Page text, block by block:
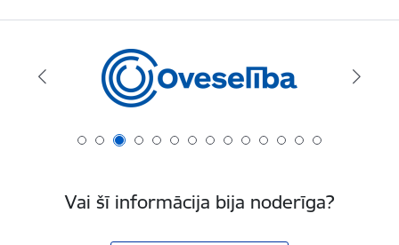
Vai šī informācija bija noderīga?